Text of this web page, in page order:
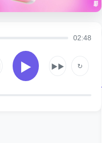
02:48
▶ ▶▶ ↻